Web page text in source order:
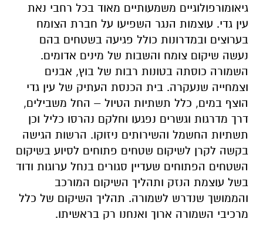
גיאומורפולוגיים משמעותיים מאוד בכל רחבי נאת
עין גדי. עוצמות הנגר השפיעו על חברת הצומח
בערוצים ובמדרונות כולל פגיעה בשטחים בהם
נעשה שיקום צומח והשבות של מינים אדומים.
השמורה כוסתה בטונות רבות של בוץ, אבנים
וצמחייה שנעקרה. בית הכנסת העתיק של עין גדי
הוצף במים, כלל תשתיות הטיול – החל משבילים,
דרך מדרגות וגשרים נפגעו וחלקם נהרסו כליל וכן
תשתיות החשמל והשירותים ניזוקו. הרשות הגישה
בקשה לקרן לשיקום שטחים פתוחים לסיוע בשיקום
השטחים הפתוחים שעדיין סגורים בנחל ערוגות ודוד
בשל עוצמת הנזק ותהליך השיקום המורכב
והממושך שנדרש לשמורה. תהליך השיקום של כלל
מרכיבי השמורה ארוך ואנחנו רק בראשיתו.